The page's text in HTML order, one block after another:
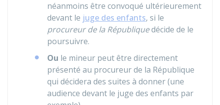
néanmoins être convoqué ultérieurement
devant le juge des enfants, si le
procureur de la Républiquedécide de le
poursuivre.
Ou le mineur peut être directement
présenté au procureur de la République
qui décidera des suites à donner (une
audience devant le juge des enfants par